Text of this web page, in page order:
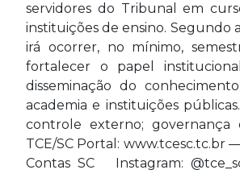
servidores do Tribunal em
instituições de ensino. Segundo
irá ocorrer, no mínimo,
fortalecer o papel
disseminação do
academia e instituições
controle externo; governança
TCE/SC Portal: www.tcesc.tc.br
Contas SC Instagram: